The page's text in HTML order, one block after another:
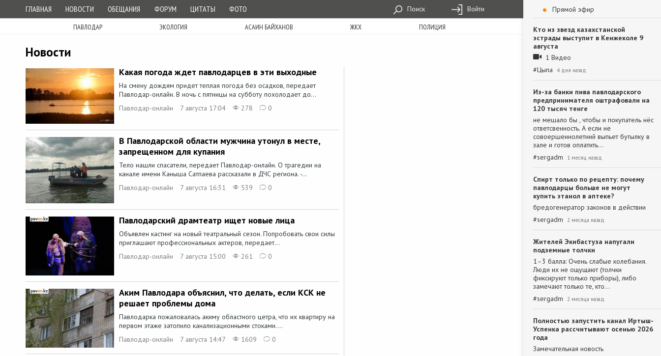
ГЛАВНАЯ НОВОСТИ ОБЕЩАНИЯ ФОРУМ ЦИТАТЫ ФОТО Поиск Войти
ПАВЛОДАР ЭКОЛОГИЯ АСАИН БАЙХАНОВ ЖКХ ПОЛИЦИЯ
Новости
Какая погода ждет павлодарцев в эти выходные
На смену дождям придет теплая погода без осадков, передает
Павлодар-онлайн. В ночь с пятницы на субботу похолодает до...
Павлодар-онлайн
7 августа 17:04 278 0
В Павлодарской области мужчина утонул в месте,
запрещенном для купания
Тело нашли спасатели, передает Павлодар-онлайн. О трагедии на
канале имени Каныша Сатпаева рассказали в ДЧС региона. -...
Павлодар-онлайн
7 августа 16:31 539 0
Павлодарский драмтеатр ищет новые лица
Объявлен кастинг на новый театральный сезон. Попробовать свои силы
приглашают профессиональных актеров, передает...
Павлодар-онлайн
7 августа 15:00 261 0
Аким Павлодара объяснил, что делать, если КСК не
решает проблемы дома
Павлодарка пожаловалась акиму областного цетра, что их квартиру на
первом этаже затопило канализационными стоками....
Павлодар-онлайн
7 августа 14:47 1609 0
Прямой эфир
Кто из звезд казахстанской
эстрады выступит в Кенжеколе 9
августа
1 Видео
#Цыпа 4 дня назад
Из-за банки пива павлодарского
предпринимателя оштрафовали на
120 тысяч тенге
не мешало бы , чтобы и покупатель нёс
ответсвенность. А если не
совоершеннолетний выпьет бутылку в
зале и готов оплатить…
#sergadm 1 месяц назад
Спирт только по рецепту: почему
павлодарцы больше не могут
купить этанол в аптеке?
бредогенератор законов в действии
#sergadm 2 месяца назад
Жителей Экибастуза напугали
подземные толчки
1–3 балла: Очень слабые колебания.
Люди их не ощущают (толчки
фиксируют только приборы), либо
замечают только те, кто…
#sergadm 2 месяца назад
Полностью запустить канал Иртыш-
Успенка рассчитывают осенью 2026
года
Замечательная новость